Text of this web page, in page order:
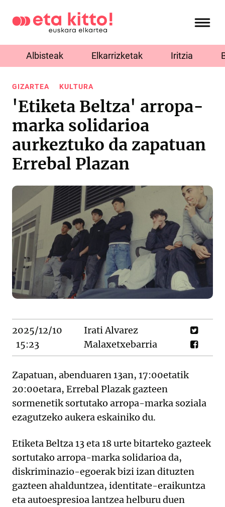
Albisteak Elkarrizketak Iritzia
GIZARTEA KULTURA
'Etiketa Beltza' arropa-
marka solidarioa
aurkeztuko da zapatuan
Errebal Plazan
2025/12/10
15:23
Irati Alvarez
Malaxetxebarria
Zapatuan, abenduaren 13an, 17:00etatik
20:00etara, Errebal Plazak gazteen
sormenetik sortutako arropa-marka soziala
ezagutzeko aukera eskainiko du.
Etiketa Beltza 13 eta 18 urte bitarteko gazteek
sortutako arropa-marka solidarioa da,
diskriminazio-egoerak bizi izan dituzten
gazteen ahalduntzea, identitate-eraikuntza
eta autoespresioa lantzea helburu duen